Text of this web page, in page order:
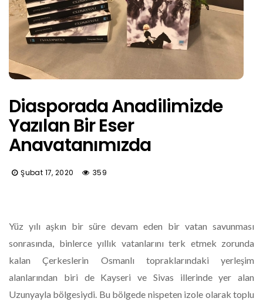
Diasporada Anadilimizde
Yazılan Bir Eser
Anavatanımızda
Şubat 17, 2020 359
Yüz yılı aşkın bir süre devam eden bir vatan savunması
sonrasında, binlerce yıllık vatanlarını terk etmek zorunda
kalan Çerkeslerin Osmanlı topraklarındaki yerleşim
alanlarından biri de Kayseri ve Sivas illerinde yer alan
Uzunyayla bölgesiydi. Bu bölgede nispeten izole olarak toplu